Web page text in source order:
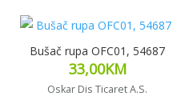
Bušač rupa OFC01, 54687
33,00KM
Oskar Dis Ticaret A.S.